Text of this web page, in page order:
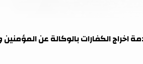
الكفارات بالوكالة عن المؤمنين